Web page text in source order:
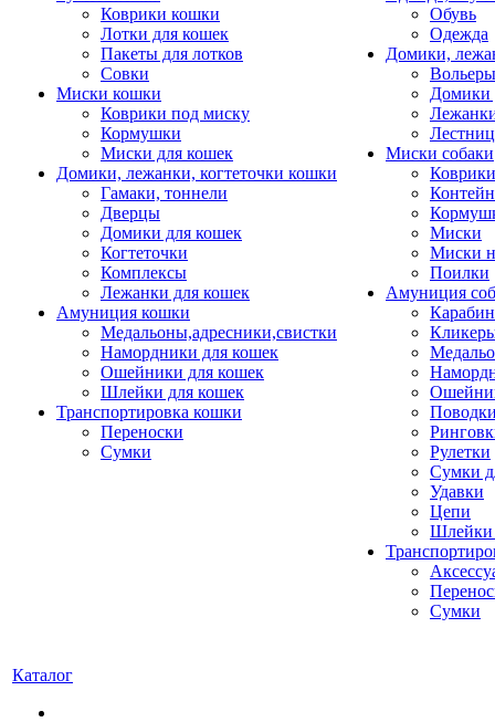
Коврики кошки
Лотки для кошек
Пакеты для лотков
Совки
Миски кошки
Коврики под миску
Кормушки
Миски для кошек
Домики, лежанки, когтеточки кошки
Гамаки, тоннели
Дверцы
Домики для кошек
Когтеточки
Комплексы
Лежанки для кошек
Амуниция кошки
Медальоны,адресники,свистки
Намордники для кошек
Ошейники для кошек
Шлейки для кошек
Транспортировка кошки
Переноски
Сумки
Обувь
Одежда
Домики,
Домики
Миски собаки
Миски
Миски
Поилки
Амуниция
Рулетки
Сумки
Удавки
Цепи
Шлейки
Сумки
Каталог